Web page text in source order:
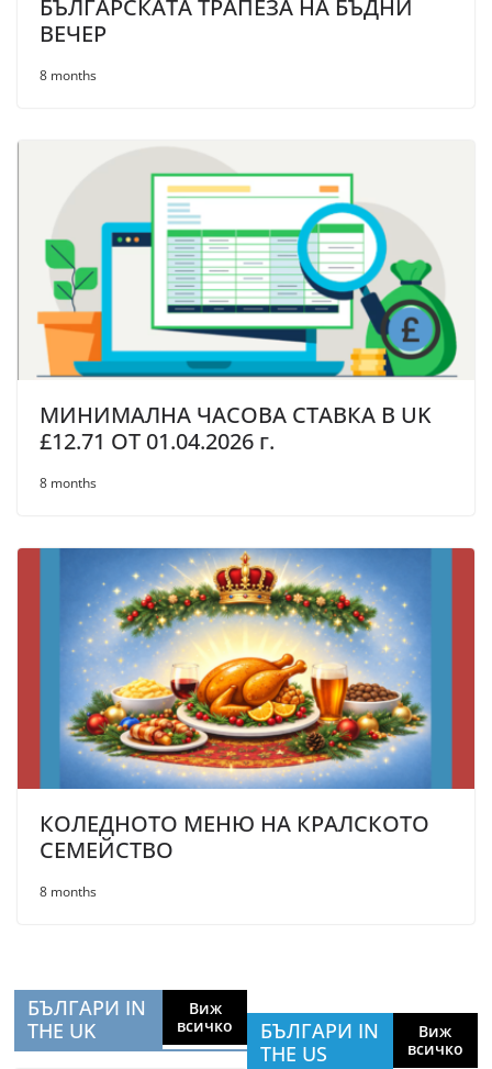
БЪЛГАРСКАТА ТРАПЕЗА НА БЪДНИ
ВЕЧЕР
8 months
МИНИМАЛНА ЧАСОВА СТАВКА В UK
£12.71 OT 01.04.2026 г.
8 months
КОЛЕДНОТО МЕНЮ НА КРАЛСКОТО
СЕМЕЙСТВО
8 months
БЪЛГАРИ IN
THE UK
Виж
всичко
БЪЛГАРИ IN
THE US
Виж
всичко